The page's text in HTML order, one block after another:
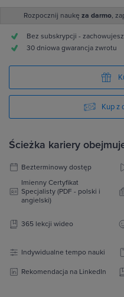
Rozpocznij naukę za darmo,
30 dniowa gwarancja zwrotu
Bez subskrypcji -
Kup z
Ścieżka kariery
Bezterminowy dostęp
Imienny Certyfikat
Specjalisty (PDF - polski i
angielski)
365 lekcji wideo
Indywidualne tempo nauki
Rekomendacja na LinkedIn